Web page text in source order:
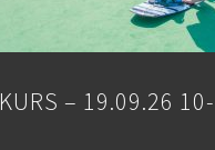
– 19.09.26